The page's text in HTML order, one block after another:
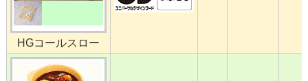
HGコールスロー